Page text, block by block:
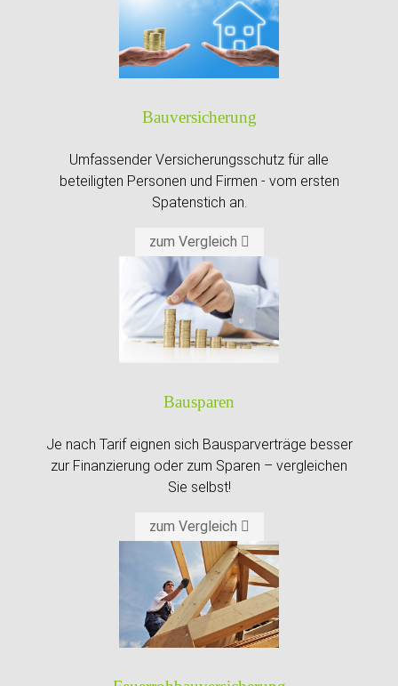
Bau­versicherung
Umfassender Versicherungsschutz für alle
beteiligten Personen und Firmen - vom ersten
Spatenstich an.
zum Vergleich
Bausparen
Je nach Tarif eignen sich Bausparverträge besser
zur Finanzierung oder zum Sparen – vergleichen
Sie selbst!
zum Vergleich